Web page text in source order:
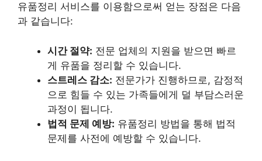
유품정리 서비스를 이용함으로써 얻는 장점은 다음
과 같습니다:
시간 절약: 전문 업체의 지원을 받으면 빠르
게 유품을 정리할 수 있습니다.
스트레스 감소: 전문가가 진행하므로, 감정적
으로 힘들 수 있는 가족들에게 덜 부담스러운
과정이 됩니다.
법적 문제 예방: 유품정리 방법을 통해 법적
문제를 사전에 예방할 수 있습니다.